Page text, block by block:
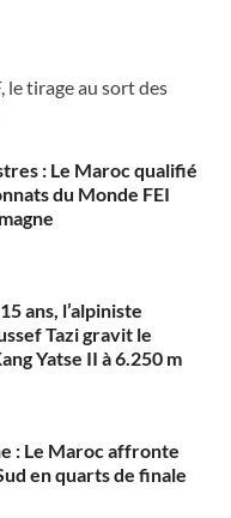
le tirage au sort des
: Le Maroc qualifié
du Monde FEI
ans, l’alpiniste
Tazi gravit le
Yatse II à 6.250 m
: Le Maroc affronte
en quarts de finale